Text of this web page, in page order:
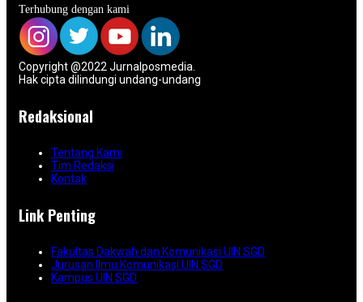
Terhubung dengan kami
Copyright @2022 Jurnalposmedia.
Hak cipta dilindungi undang-undang
Redaksional
Tentang Kami
Tim Redaksi
Kontak
Link Penting
Fakultas Dakwah dan Komunikasi UIN SGD
Jurusan Ilmu Komunikasi UIN SGD
Kampus UIN SGD